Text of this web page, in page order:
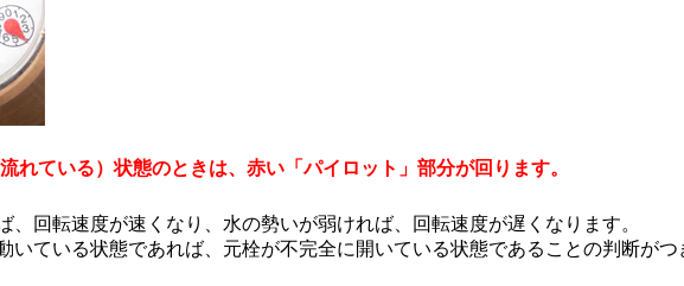
れている）状態のときは、赤い「パイロット」部分が回ります。
、回転速度が速くなり、水の勢いが弱ければ、回転速度が遅くなります。
いている状態であれば、元栓が不完全に開いている状態であることの判断がつ